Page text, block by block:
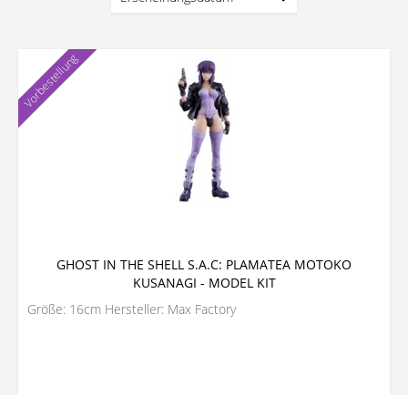
Vorbestellung
GHOST IN THE SHELL S.A.C: PLAMATEA MOTOKO
KUSANAGI - MODEL KIT
Größe: 16cm Hersteller: Max Factory